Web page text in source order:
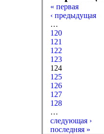
« первая
‹ предыдущая
…
120
121
122
123
124
125
126
127
128
…
следующая ›
последняя »